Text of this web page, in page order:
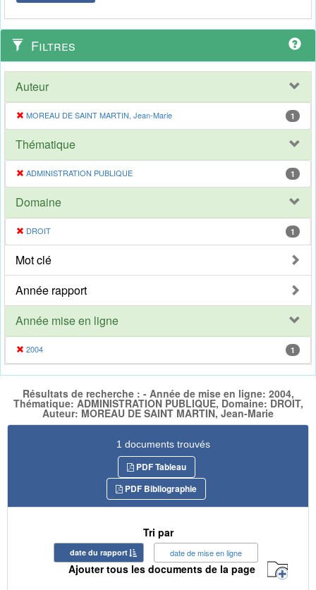
Filtres
Auteur
MOREAU DE SAINT MARTIN, Jean-Marie 1
Thématique
ADMINISTRATION PUBLIQUE 1
Domaine
DROIT 1
Mot clé
Année rapport
Année mise en ligne
2004 1
Résultats de recherche : - Année de mise en ligne: 2004,
Thématique: ADMINISTRATION PUBLIQUE, Domaine: DROIT,
Auteur: MOREAU DE SAINT MARTIN, Jean-Marie
1 documents trouvés
PDF Tableau
PDF Bibliographie
Tri par
date du rapport date de mise en ligne
Ajouter tous les documents de la page